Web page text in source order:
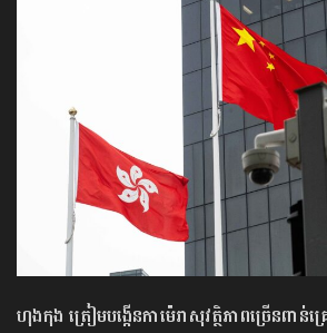
ហុងកុង ត្រៀមបង្កើនកាម៉េរាសុវត្ថិភាពច្រើនពាន់